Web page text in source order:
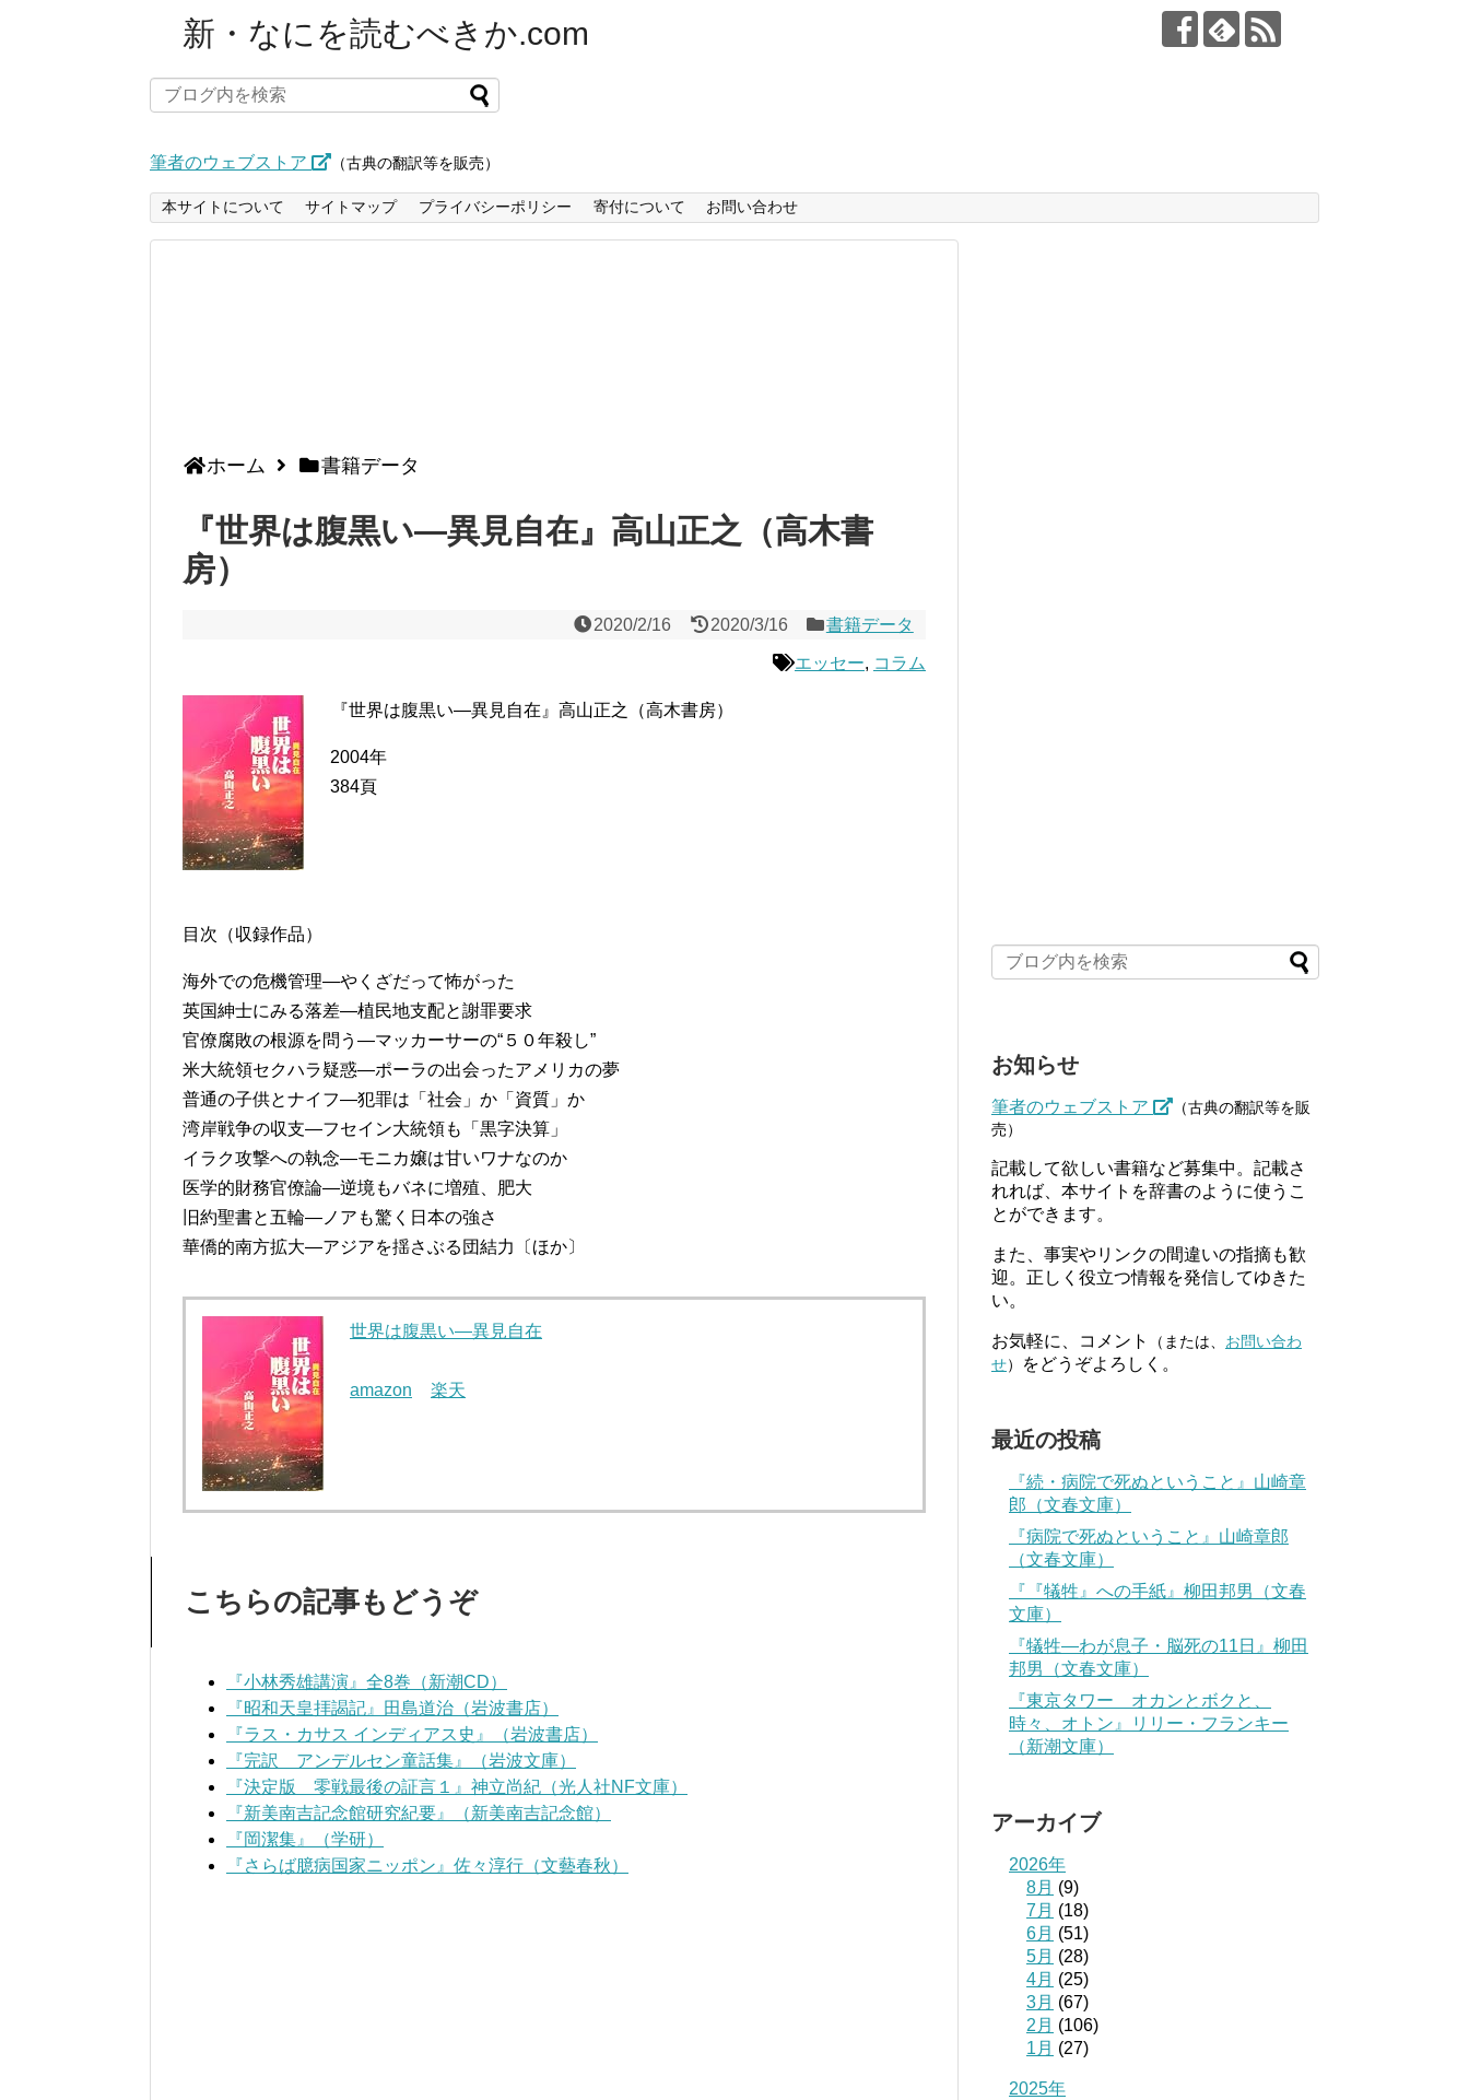
新・なにを読むべきか.com
筆者のウェブストア （古典の翻訳等を販売）
本サイトについて サイトマップ プライバシーポリシー 寄付について お問い合わせ
ホーム 書籍データ
『世界は腹黒い―異見自在』高山正之（高木書
房）
2020/2/16 2020/3/16 書籍データ
エッセー, コラム
『世界は腹黒い―異見自在』高山正之（高木書房）
2004年
384頁
目次（収録作品）
海外での危機管理―やくざだって怖がった
英国紳士にみる落差―植民地支配と謝罪要求
官僚腐敗の根源を問う―マッカーサーの“５０年殺し”
米大統領セクハラ疑惑―ポーラの出会ったアメリカの夢
普通の子供とナイフ―犯罪は「社会」か「資質」か
湾岸戦争の収支―フセイン大統領も「黒字決算」
イラク攻撃への執念―モニカ嬢は甘いワナなのか
医学的財務官僚論―逆境もバネに増殖、肥大
旧約聖書と五輪―ノアも驚く日本の強さ
華僑的南方拡大―アジアを揺さぶる団結力〔ほか〕
世界は腹黒い―異見自在
amazon 楽天
こちらの記事もどうぞ
『小林秀雄講演』全8巻（新潮CD）
『昭和天皇拝謁記』田島道治（岩波書店）
『ラス・カサス インディアス史』（岩波書店）
『完訳 アンデルセン童話集』（岩波文庫）
『決定版 零戦最後の証言１』神立尚紀（光人社NF文庫）
『新美南吉記念館研究紀要』（新美南吉記念館）
『岡潔集』（学研）
『さらば臆病国家ニッポン』佐々淳行（文藝春秋）
お知らせ
筆者のウェブストア
（古典の翻訳等を販
売）
記載して欲しい書籍など募集中。記載さ
れれば、本サイトを辞書のように使うこ
とができます。
また、事実やリンクの間違いの指摘も歓
迎。正しく役立つ情報を発信してゆきた
い。
お気軽に、コメント （または、 お問い合わ
せ） をどうぞよろしく。
最近の投稿
『続・病院で死ぬということ』山崎章
郎（文春文庫）
『病院で死ぬということ』山崎章郎
（文春文庫）
『『犠牲』への手紙』柳田邦男（文春
文庫）
『犠牲―わが息子・脳死の11日』柳田
邦男（文春文庫）
『東京タワー オカンとボクと、
時々、オトン』リリー・フランキー
（新潮文庫）
アーカイブ
2026年
8月 (9)
7月 (18)
6月 (51)
5月 (28)
4月 (25)
3月 (67)
2月 (106)
1月 (27)
2025年